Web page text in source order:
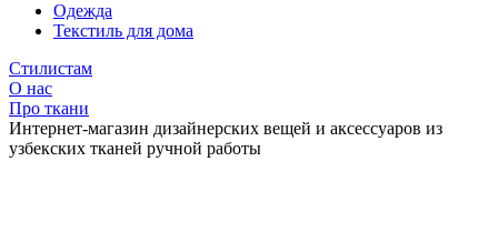
Одежда
Текстиль для дома
Стилистам
О нас
Про ткани
Интернет-магазин дизайнерских вещей и аксессуаров из
узбекских тканей ручной работы